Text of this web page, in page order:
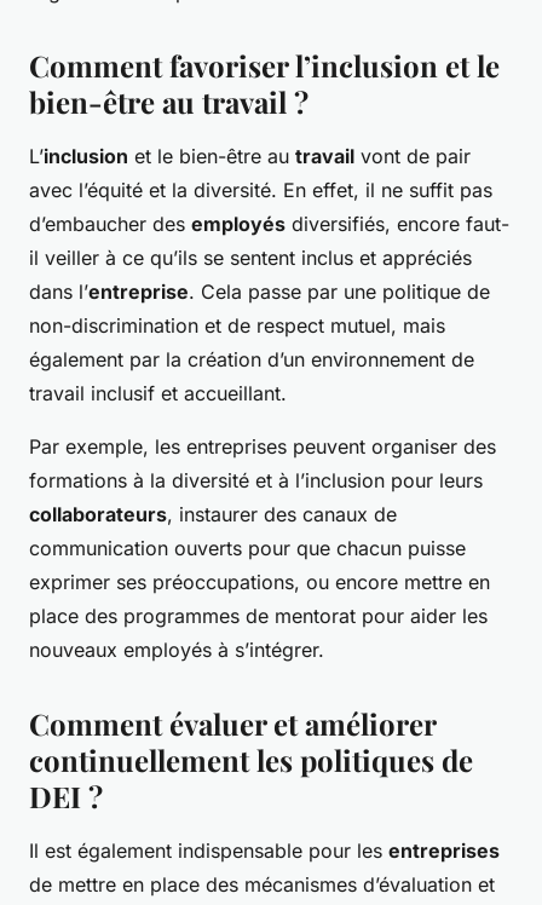
Comment favoriser l’inclusion et le
bien-être au travail ?
L’inclusion et le bien-être au travail vont de pair
avec l’équité et la diversité. En effet, il ne suffit pas
d’embaucher des employés diversifiés, encore faut-
il veiller à ce qu’ils se sentent inclus et appréciés
dans l’entreprise. Cela passe par une politique de
non-discrimination et de respect mutuel, mais
également par la création d’un environnement de
travail inclusif et accueillant.
Par exemple, les entreprises peuvent organiser des
formations à la diversité et à l’inclusion pour leurs
collaborateurs, instaurer des canaux de
communication ouverts pour que chacun puisse
exprimer ses préoccupations, ou encore mettre en
place des programmes de mentorat pour aider les
nouveaux employés à s’intégrer.
Comment évaluer et améliorer
continuellement les politiques de
DEI ?
Il est également indispensable pour les entreprises
de mettre en place des mécanismes d’évaluation et